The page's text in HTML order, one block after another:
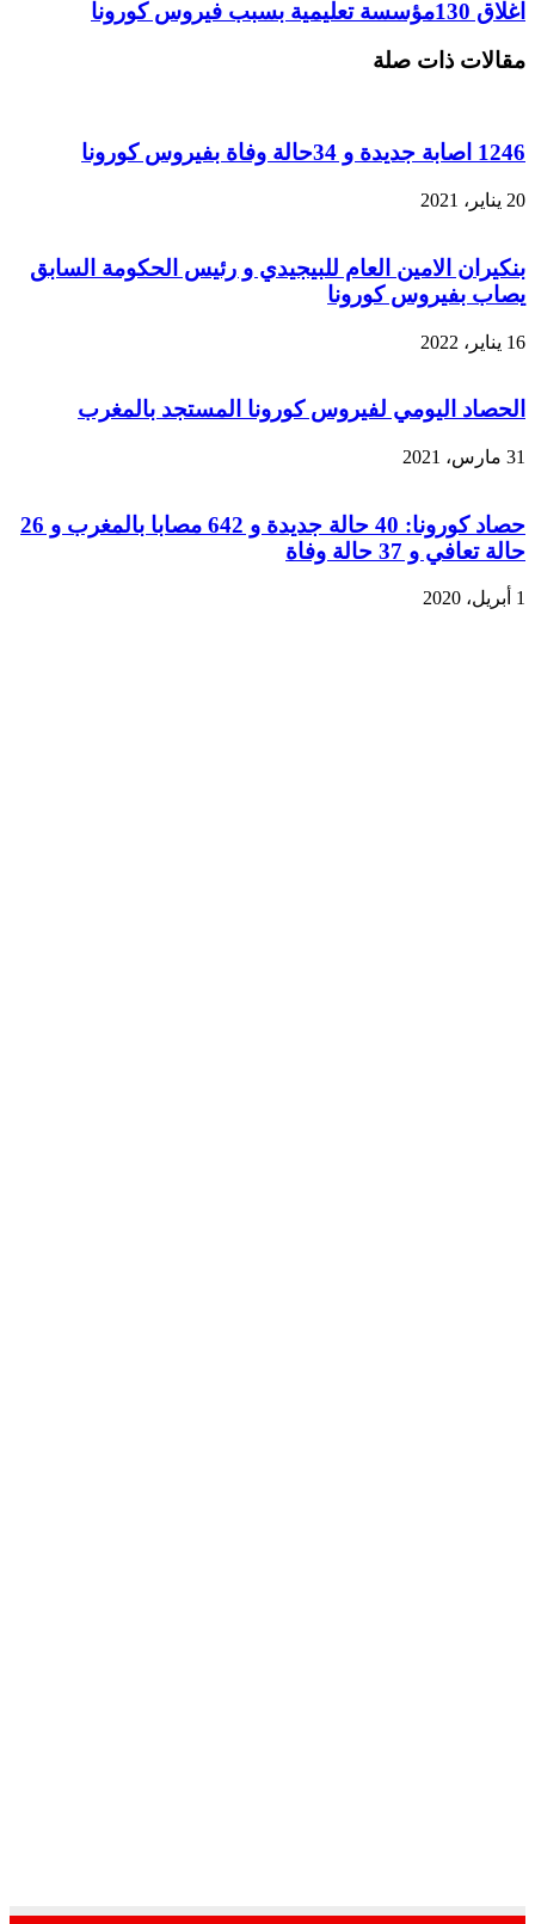
اغلاق 130مؤسسة تعليمية بسبب فيروس كورونا
مقالات ذات صلة
1246 اصابة جديدة و 34حالة وفاة بفيروس كورونا
20 يناير، 2021
بنكيران الامين العام للبيجيدي و رئيس الحكومة السابق
يصاب بفيروس كورونا
16 يناير، 2022
الحصاد اليومي لفيروس كورونا المستجد بالمغرب
31 مارس، 2021
حصاد كورونا: 40 حالة جديدة و 642 مصابا بالمغرب و 26
حالة تعافي و 37 حالة وفاة
1 أبريل، 2020